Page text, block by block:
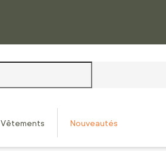
Vêtements Nouveautés